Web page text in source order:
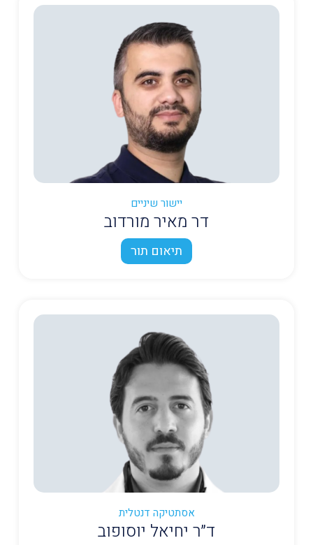
יישור שיניים
דר מאיר מורדוב
תיאום תור
אסתטיקה דנטלית
ד״ר יחיאל יוסופוב